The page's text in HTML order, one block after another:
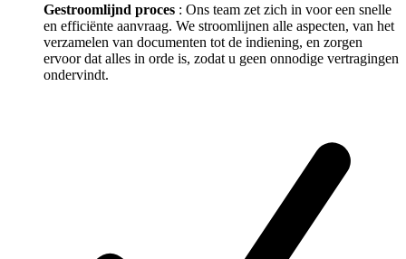
Gestroomlijnd proces : Ons team zet zich in voor een snelle
en efficiënte aanvraag. We stroomlijnen alle aspecten, van het
verzamelen van documenten tot de indiening, en zorgen
ervoor dat alles in orde is, zodat u geen onnodige vertragingen
ondervindt.